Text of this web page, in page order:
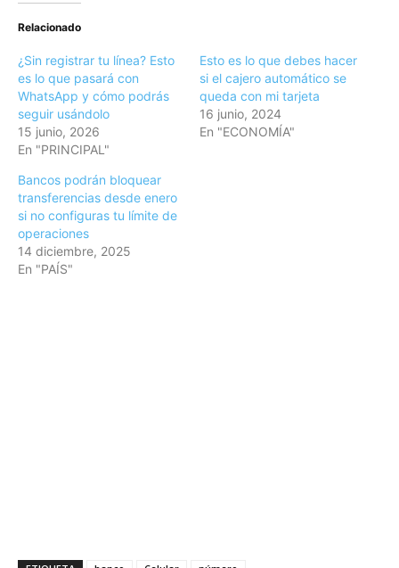
Relacionado
¿Sin registrar tu línea? Esto
es lo que pasará con
WhatsApp y cómo podrás
seguir usándolo
15 junio, 2026
En "PRINCIPAL"
Esto es lo que debes hacer
si el cajero automático se
queda con mi tarjeta
16 junio, 2024
En "ECONOMÍA"
Bancos podrán bloquear
transferencias desde enero
si no configuras tu límite de
operaciones
14 diciembre, 2025
En "PAÍS"